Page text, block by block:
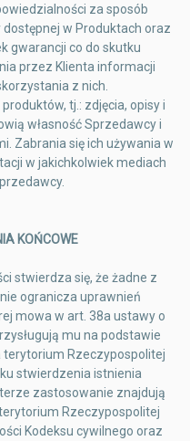
za sposób
w Produktach oraz
gwarancji co do skutku
przez Klienta informacji
z nich.
tj.: zdjęcia, opisy i
własność Sprzedawcy i
Zabrania się ich używania w
w jakichkolwiek mediach
KOŃCOWE
stwierdza się, że żadne z
ogranicza uprawnień
mowa w art. 38a ustawy o
mu na podstawie
Rzeczypospolitej
stwierdzenia istnienia
zastosowanie znajdują
Rzeczypospolitej
Kodeksu cywilnego oraz